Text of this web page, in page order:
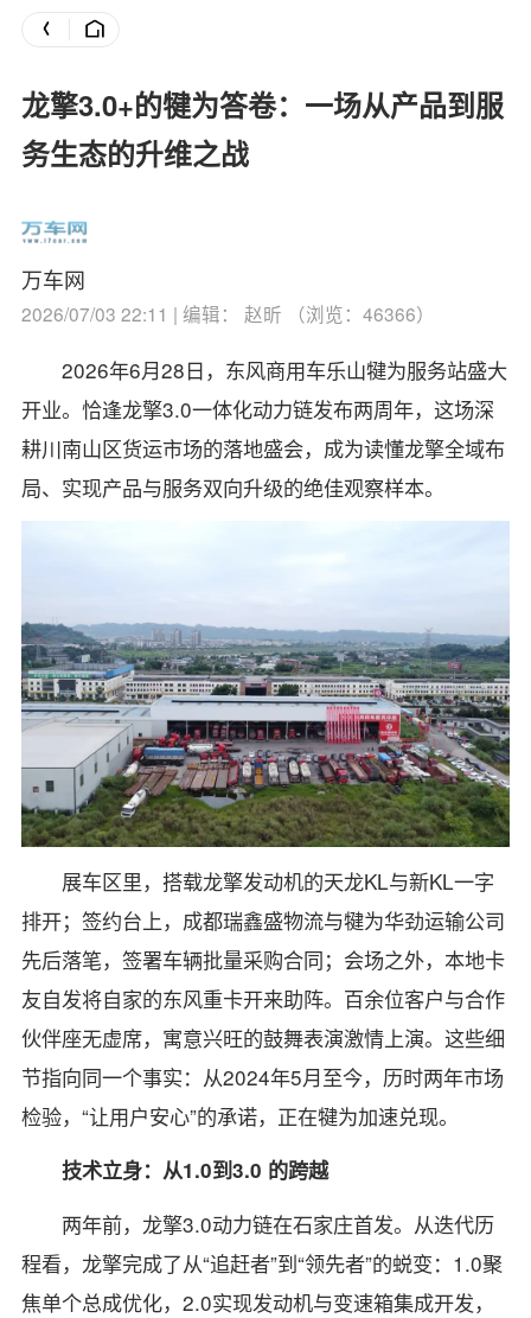
龙擎3.0+的犍为答卷：一场从产品到服
务生态的升维之战
万车网
2026/07/03 22:11 | 编辑： 赵昕 （浏览：46366）
2026年6月28日，东风商用车乐山犍为服务站盛大
开业。恰逢龙擎3.0一体化动力链发布两周年，这场深
耕川南山区货运市场的落地盛会，成为读懂龙擎全域布
局、实现产品与服务双向升级的绝佳观察样本。
展车区里，搭载龙擎发动机的天龙KL与新KL一字
排开；签约台上，成都瑞鑫盛物流与犍为华劲运输公司
先后落笔，签署车辆批量采购合同；会场之外，本地卡
友自发将自家的东风重卡开来助阵。百余位客户与合作
伙伴座无虚席，寓意兴旺的鼓舞表演激情上演。这些细
节指向同一个事实：从2024年5月至今，历时两年市场
检验，“让用户安心”的承诺，正在犍为加速兑现。
技术立身：从1.0到3.0 的跨越
两年前，龙擎3.0动力链在石家庄首发。从迭代历
程看，龙擎完成了从“追赶者”到“领先者”的蜕变：1.0聚
焦单个总成优化，2.0实现发动机与变速箱集成开发，